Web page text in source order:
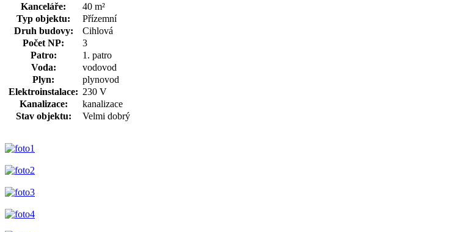
Kanceláře:
40 m²
Typ objektu:
Přízemní
Druh budovy:
Cihlová
Počet NP:
3
Patro:
1. patro
Voda:
vodovod
Plyn:
plynovod
Elektroinstalace: 230 V
Kanalizace:
kanalizace
Stav objektu:
Velmi dobrý